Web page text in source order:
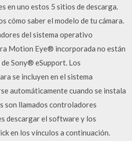
en uno estos 5 sitios de descarga.
cómo saber el modelo de tu cámara.
del sistema operativo
Motion Eye® incorporada no están
Sony® eSupport. Los
se incluyen en el sistema
automáticamente cuando se instala
son llamados controladores
descargar el software y los
en los vínculos a continuación.